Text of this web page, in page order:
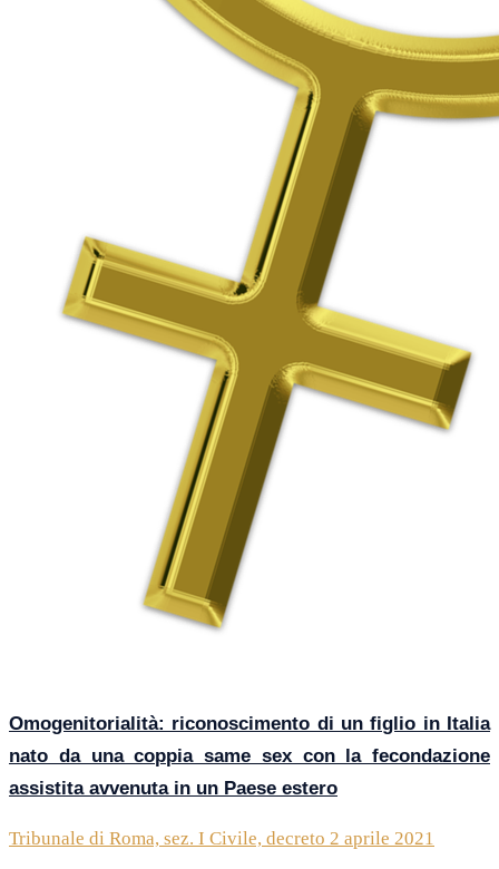
Omogenitorialità: riconoscimento di un figlio in Italia
nato da una coppia same sex con la fecondazione
assistita avvenuta in un Paese estero
Tribunale di Roma, sez. I Civile, decreto 2 aprile 2021